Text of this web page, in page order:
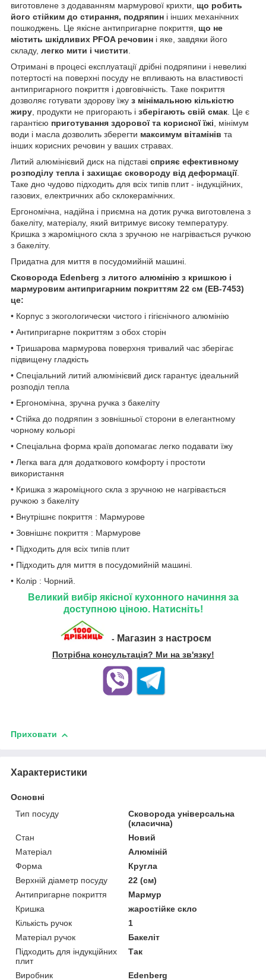
виготовлене з додаванням мармурової крихти, що робить
його стійким до стирання, подряпин і інших механічних
пошкоджень. Це якісне антипригарне покриття, що не
містить шкідливих PFOA речовин і яке, завдяки його
складу, легко мити і чистити.
Отримані в процесі експлуатації дрібні подряпини і невеликі
потертості на поверхні посуду не впливають на властивості
антипригарного покриття і довговічність. Таке покриття
дозволяє готувати здорову їжу з мінімальною кількістю
жиру, продукти не пригорають і зберігають свій смак. Це є
гарантією приготування здорової та корисної їжі, мінімум
води і масла дозволить зберегти максимум вітамінів та
інших корисних речовин у ваших стравах.
Литий алюмінієвий диск на підставі сприяє ефективному
розподілу тепла і захищає сковороду від деформації.
Таке дно чудово підходить для всіх типів плит - індукційних,
газових, електричних або склокерамічних.
Ергономічна, надійна і приємна на дотик ручка виготовлена з
бакеліту, матеріалу, який витримує високу температуру.
Кришка з жароміцного скла з зручною не нагрівається ручкою
з бакеліту.
Придатна для миття в посудомийній машині.
Сковорода Edenberg з литого алюмінію з кришкою і
мармуровим антипригарним покриттям 22 см (EB-7453)
це:
• Корпус з экогологически чистого і гігієнічного алюмінію
• Антипригарне покриттям з обох сторін
• Тришарова мармурова поверхня тривалий час зберігає
підвищену гладкість
• Спеціальний литий алюмінієвий диск гарантує ідеальний
розподіл тепла
• Ергономічна, зручна ручка з бакеліту
• Стійка до подряпин з зовнішньої сторони в елегантному
чорному кольорі
• Спеціальна форма країв допомагає легко подавати їжу
• Легка вага для додаткового комфорту і простоти
використання
• Кришка з жароміцного скла з зручною не нагрівається
ручкою з бакеліту
• Внутрішнє покриття : Мармурове
• Зовнішнє покриття : Мармурове
• Підходить для всіх типів плит
• Підходить для миття в посудомийній машині.
• Колір : Чорний.
Великий вибір якісної кухонного начиння за
доступною ціною. Натисніть!
- Магазин з настроєм
Потрібна консультація? Ми на зв'язку!
Приховати
Характеристики
Основні
Тип посуду
Сковорода універсальна
(класична)
Стан
Новий
Матеріал
Алюміній
Форма
Кругла
Верхній діаметр посуду
22 (см)
Антипригарне покриття
Мармур
Кришка
жаростійке скло
Кількість ручок
1
Матеріал ручок
Бакеліт
Підходить для індукційних
плит
Так
Виробник Edenberg